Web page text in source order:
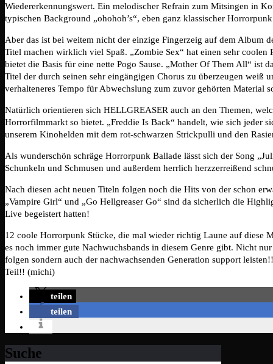
Wiedererkennungswert. Ein melodischer Refrain zum Mitsingen in
typischen Background „ohohoh’s“, eben ganz klassischer
Aber das ist bei weitem nicht der einzige Fingerzeig auf dem Album
Titel machen wirklich viel Spaß. „Zombie Sex“ hat einen sehr coolen
bietet die Basis für eine nette Pogo Sause. „Mother Of Them All“ ist
Titel der durch seinen sehr eingängigen Chorus zu überzeugen weiß
verhalteneres Tempo für Abwechslung zum zuvor gehörten Material
Natürlich orientieren sich HELLGREASER auch an den Themen,
Horrorfilmmarkt so bietet. „Freddie Is Back“ handelt, wie sich jeder
unserem Kinohelden mit dem rot-schwarzen Strickpulli und den
Als wunderschön schräge Horrorpunk Ballade lässt sich der Song
Schunkeln und Schmusen und außerdem herrlich herzzerreißend
Nach diesen acht neuen Titeln folgen noch die Hits von der schon
„Vampire Girl“ und „Go Hellgreaser Go“ sind da sicherlich die
Live begeistert hatten!
12 coole Horrorpunk Stücke, die mal wieder richtig Laune auf diese
es noch immer gute Nachwuchsbands in diesem Genre gibt. Nicht
folgen sondern auch der nachwachsenden Generation support
Teil!! (michi)
teilen
teilen
Suche